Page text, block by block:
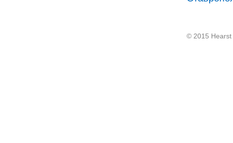
© 2015 Hearst